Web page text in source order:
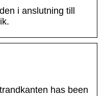
i anslutning till
has been